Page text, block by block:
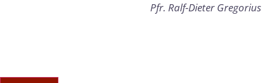
Pfr. Ralf-Dieter Gregorius